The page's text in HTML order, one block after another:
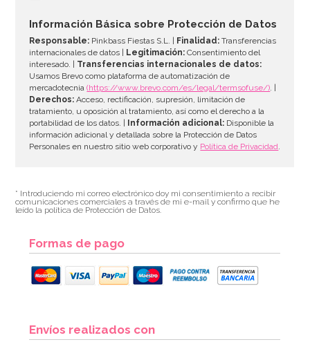
AÑADIR
Información Básica sobre Protección de Datos
Responsable: Pinkbass Fiestas S.L. | Finalidad: Transferencias
internacionales de datos |
Legitimación: Consentimiento del
interesado. | Transferencias internacionales de datos:
Usamos Brevo como plataforma de automatización de
mercadotecnia(https://www.brevo.com/es/legal/termsofuse/). |
Derechos: Acceso, rectificación, supresión, limitación de
tratamiento, u oposición al tratamiento, así como el derecho a la
portabilidad de los datos. |
Información adicional: Disponible la
información adicional y detallada sobre la Protección de Datos
Personales en nuestro sitio web corporativo y Política de Privacidad.
* Introduciendo mi correo electrónico doy mi consentimiento a recibir
comunicaciones comerciales a través de mi e-mail y confirmo que he
leído la política de Protección de Datos.
Formas de pago
Envíos realizados con